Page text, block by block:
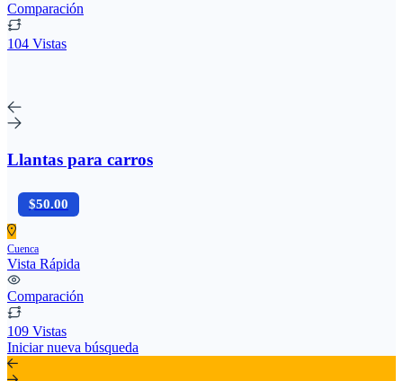
Comparación
104 Vistas
Llantas para carros
$50.00
Cuenca
Vista Rápida
Comparación
109 Vistas
Iniciar nueva búsqueda